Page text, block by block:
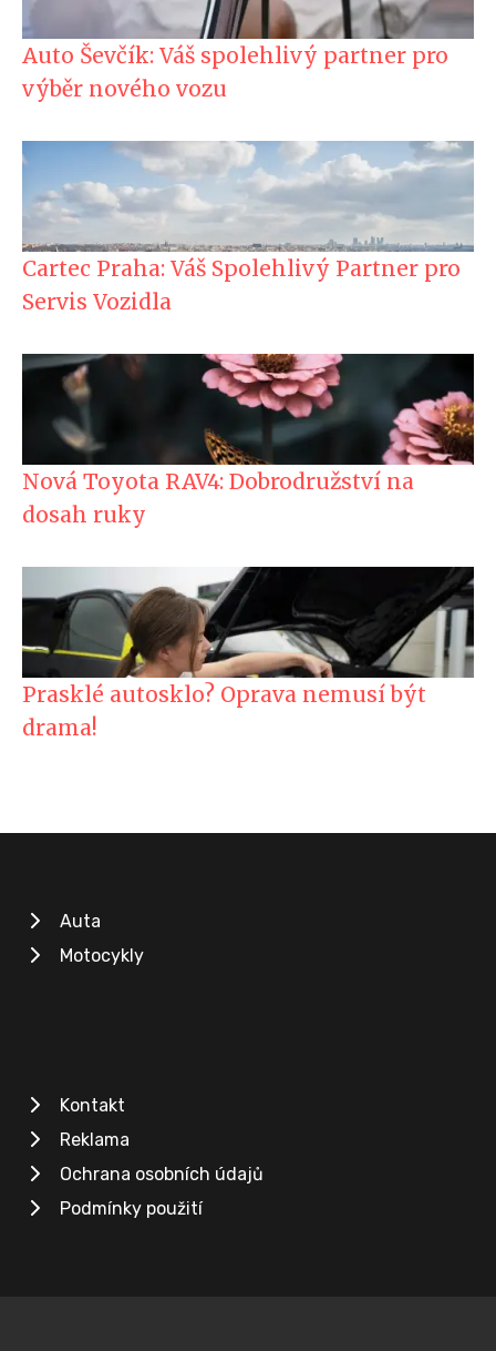
Auto Ševčík: Váš spolehlivý partner pro
výběr nového vozu
Cartec Praha: Váš Spolehlivý Partner pro
Servis Vozidla
Nová Toyota RAV4: Dobrodružství na
dosah ruky
Prasklé autosklo? Oprava nemusí být
drama!
Auta
Motocykly
Kontakt
Reklama
Ochrana osobních údajů
Podmínky použití